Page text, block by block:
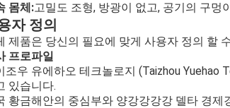
몸체:고밀도 조형, 방광이 없고, 공기의 구멍
자 정의
제품은 당신의 필요에 맞게 사용자 정의 할
프로파일
조우 유에하오 테크놀로지 (Taizhou Yuehao
있습니다.
황금해안의 중심부와 양강강강강 델타 경제